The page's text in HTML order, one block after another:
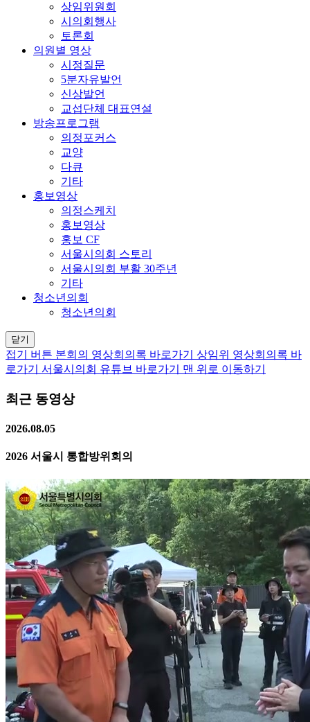
상임위원회
시의회행사
토론회
의원별 영상
시정질문
5분자유발언
신상발언
교섭단체 대표연설
방송프로그램
의정포커스
교양
다큐
기타
홍보영상
의정스케치
홍보영상
홍보 CF
서울시의회 스토리
서울시의회 부활 30주년
기타
청소년의회
청소년의회
닫기
접기 버튼 본회의 영상회의록 바로가기
상임위 영상회의록 바
로가기
서울시의회 유튜브 바로가기 맨 위로 이동하기
최근 동영상
2026.08.05
2026 서울시 통합방위회의